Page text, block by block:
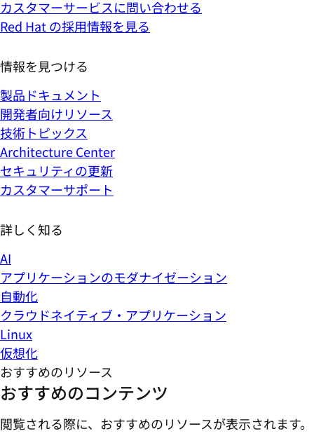
カスタマーサービスに問い合わせる
Red Hat の採用情報を見る
情報を見つける
製品ドキュメント
開発者向けリソース
技術トピックス
Architecture Center
セキュリティの更新
カスタマーサポート
詳しく知る
AI
アプリケーションのモダナイゼーション
自動化
クラウドネイティブ・アプリケーション
Linux
仮想化
おすすめのリソース
おすすめのコンテンツ
閲覧される際に、おすすめのリソースが表示されます。